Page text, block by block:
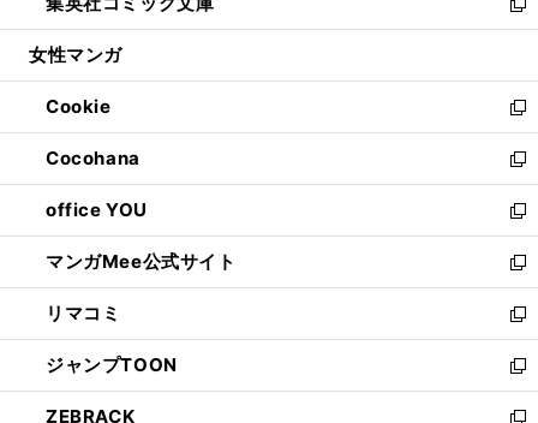
で
開
ド
ウ
開
く
ィ
ン
ウ
で
開
く
い
ウ
ン
ド
ウ
で
開
く
新
し
ウ
ィ
ン
ド
ウ
で
開
く
女性マンガ
Cookie
新
し
い
ウ
ィ
ン
ド
ウ
で
開
く
Cocohana
新
し
い
ウ
ィ
ン
ド
ウ
で
開
く
office YOU
新
し
い
ウ
ィ
ン
ド
ウ
で
マンガMee公式サイト
新
し
い
ウ
ィ
ン
ド
リマコミ
新
し
い
ウ
ジャンプTOON
新
し
ZEBRACK